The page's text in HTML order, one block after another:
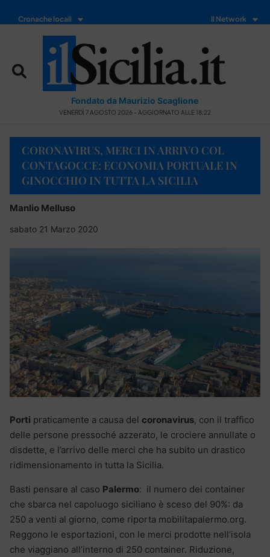
Cronache locali Il Network
Fondato da Maurizio Scaglione
VENERDÌ 7 AGOSTO 2026 - AGGIORNATO ALLE 18:22
CORONAVIRUS, MERCI IN ARRIVO COL
CONTAGOCCE: ECONOMIA PORTUALE IN
GINOCCHIO IN TUTTA LA SICILIA
Manlio Melluso
sabato 21 Marzo 2020
Porti praticamente a causa del coronavirus, con il traffico
delle persone pressoché azzerato, le crociere annullate o
disdette, e l’arrivo delle merci che ha subito un drastico
ridimensionamento in tutta la Sicilia.
Basti pensare al caso Palermo: il numero dei container
che sbarca nel capoluogo siciliano è sceso del 90%: da
250 a venti al giorno, come riporta mobilitapalermo.org.
Reggono le esportazioni, con le merci prodotte nell’isola
che viaggiano all’interno di 250 container. Riduzione,